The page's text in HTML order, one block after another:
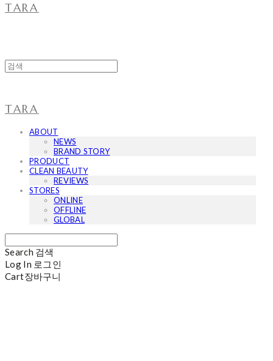
TARA
TARA
ABOUT
NEWS
BRAND STORY
PRODUCT
CLEAN BEAUTY
REVIEWS
STORES
ONLINE
OFFLINE
GLOBAL
Search 검색
Log In 로그인
Cart장바구니